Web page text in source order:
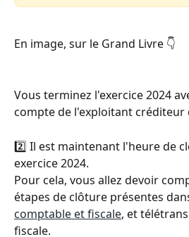
En image, sur le Grand Livre 👇
Vous terminez l'exercice 2024
compte de l'exploitant créditeur
2️⃣ Il est maintenant l'heure de
exercice 2024.
Pour cela, vous allez devoir
étapes de clôture présentes
comptable et fiscale, et
fiscale.